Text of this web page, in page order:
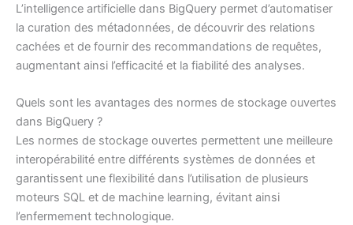
L’intelligence artificielle dans BigQuery permet d’automatiser
la curation des métadonnées, de découvrir des relations
cachées et de fournir des recommandations de requêtes,
augmentant ainsi l’efficacité et la fiabilité des analyses.
Quels sont les avantages des normes de stockage ouvertes
dans BigQuery ?
Les normes de stockage ouvertes permettent une meilleure
interopérabilité entre différents systèmes de données et
garantissent une flexibilité dans l’utilisation de plusieurs
moteurs SQL et de machine learning, évitant ainsi
l’enfermement technologique.